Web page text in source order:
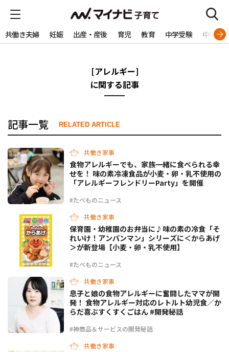
共働き夫婦 妊娠 出産・産後 育児 教育 中学受験 中学生
[アレルギー]
に関する記事
記事一覧 RELATED ARTICLE
共働き家事
#たべものニュース
食物アレルギーでも、家族一緒に食べられる幸
せを！ 味の素冷凍食品が小麦・卵・乳不使用の
「アレルギーフレンドリーParty」を開催
共働き家事
#たべものニュース
保育園・幼稚園のお弁当に♪味の素の冷食「そ
れいけ！アンパンマン」シリーズに＜からあげ
＞が新登場【小麦・卵・乳不使用】
共働き家事
#神商品＆サービスの開発秘話
息子と娘の食物アレルギーに奮闘したママが開
発！ 食物アレルギー対応のレトルト幼児食／か
らだ喜ぶすくすくごはん #開発秘話
共働き家事